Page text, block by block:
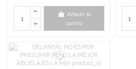
Añadir al
carrito